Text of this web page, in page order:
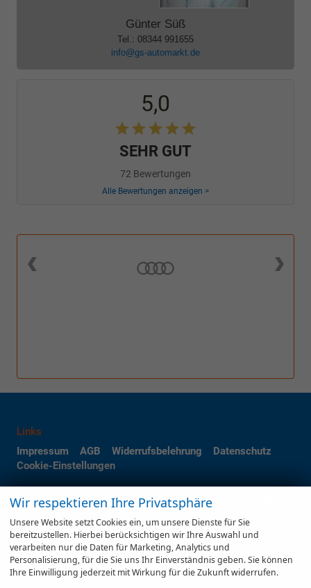
Günter Süß
Tel.: 08344 991655
info@gs-automarkt.de
5,0
SEHR GUT
72 Bewertungen
Alle Bewertungen anzeigen >
Links
Impressum
AGB Widerrufsbelehrung
Datenschutz
Cookie-Einstellungen
Weitere Informationen zum offiziellen Kraftstoffverbrauch und zu den
offiziellen spezifischen CO
-Emissionen und gegebenenfalls zum
Stromverbrauch neuer PKW können dem 'Leitfaden über den offiziellen
Kraftstoffverbrauch, die offiziellen spezifischen CO 2-Emissionen und den
offiziellen Stromverbrauch neuer PKW' entnommen werden, der an allen
Verkaufsstellen und bei der 'Deutschen Automobil Treuhand GmbH'
unentgeltlich erhältlich ist unter www.dat.de.
Wir respektieren Ihre Privatsphäre
Unsere Website setzt Cookies ein, um unsere Dienste für Sie
bereitzustellen. Hierbei berücksichtigen wir Ihre Auswahl und
verarbeiten nur die Daten für Marketing, Analytics und
Personalisierung, für die Sie uns Ihr Einverständnis geben. Sie können
Ihre Einwilligung jederzeit mit Wirkung für die Zukunft widerrufen.